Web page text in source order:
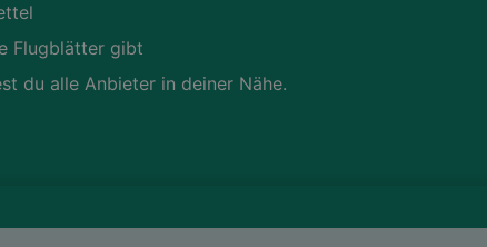
Flugblätter gibt
du alle Anbieter in deiner Nähe.